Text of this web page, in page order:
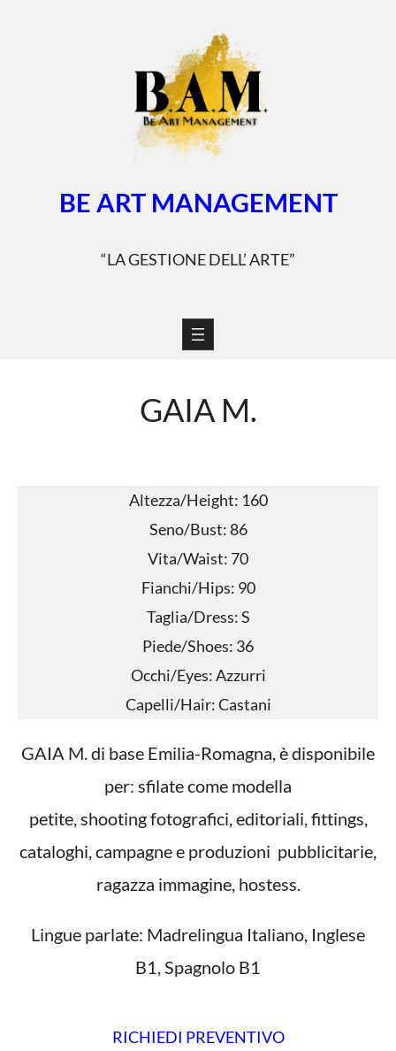
BE ART MANAGEMENT
“LA GESTIONE DELL’ ARTE”
GAIA M.
Altezza/Height: 160
Seno/Bust: 86
Vita/Waist: 70
Fianchi/Hips: 90
Taglia/Dress: S
Piede/Shoes: 36
Occhi/Eyes: Azzurri
Capelli/Hair: Castani
GAIA M. di base Emilia-Romagna, è disponibile
per: sfilate come modella
petite, shooting fotografici, editoriali, fittings,
cataloghi, campagne e produzioni pubblicitarie,
ragazza immagine, hostess.
Lingue parlate: Madrelingua Italiano, Inglese
B1, Spagnolo B1
RICHIEDI PREVENTIVO